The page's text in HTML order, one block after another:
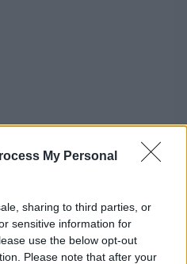
My Personal
sharing to third parties, or
sensitive information for
use the below opt-out
Please note that after your
második helyével
a gyártók
a sepangi teszt
–, ha akar,